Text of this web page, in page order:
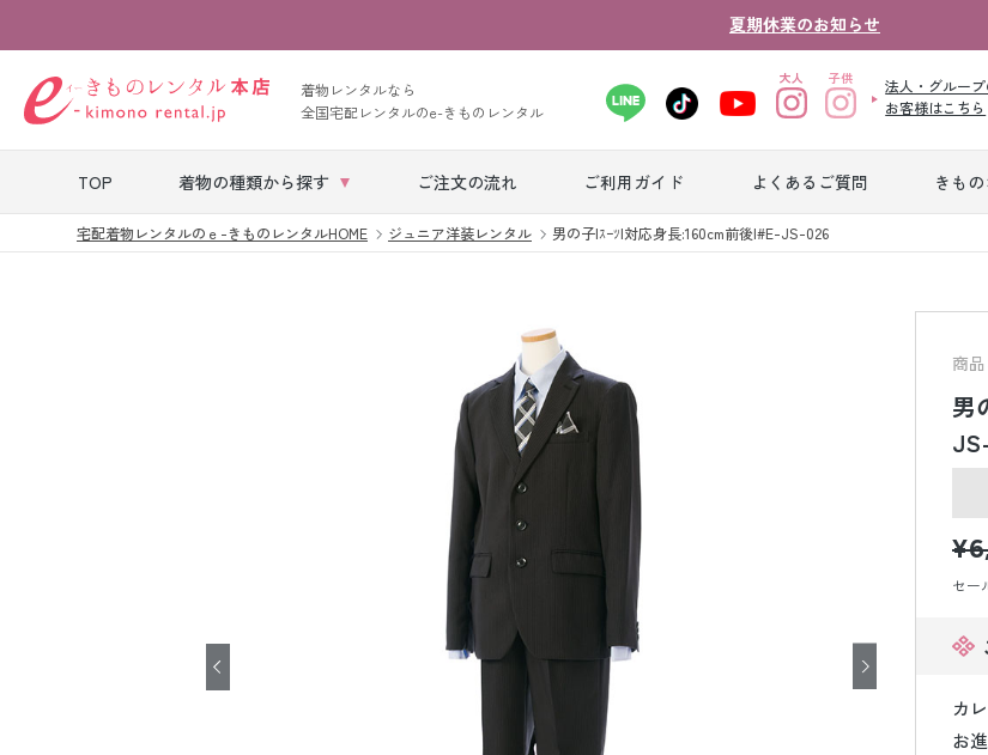
夏期休業のお知らせ
着物レンタルなら
全国宅配レンタルのe-きものレンタル
法人・グループ
お客様はこちら
TOP 着物の種類から探す ご注文の流れ ご利用ガイド よくあるご質問 きも
七五三レンタル 振袖レンタル
卒業式袴レンタ
ル
ジュニア着物レ
ンタル
男性礼装レンタ
ル
小物販売品
宅配着物レンタルのｅ-きものレンタルHOME ジュニア洋装レンタル 男の子|ｽｰﾂ|対応身長:160cm前後|#E-JS-026
商
男
セー
カ
お